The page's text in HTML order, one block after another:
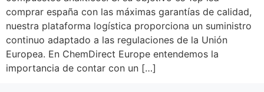
comprar españa con las máximas garantías de calidad,
nuestra plataforma logística proporciona un suministro
continuo adaptado a las regulaciones de la Unión
Europea. En ChemDirect Europe entendemos la
importancia de contar con un […]